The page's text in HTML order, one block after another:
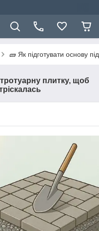
🧱 Як підготувати основу
плитку, щоб